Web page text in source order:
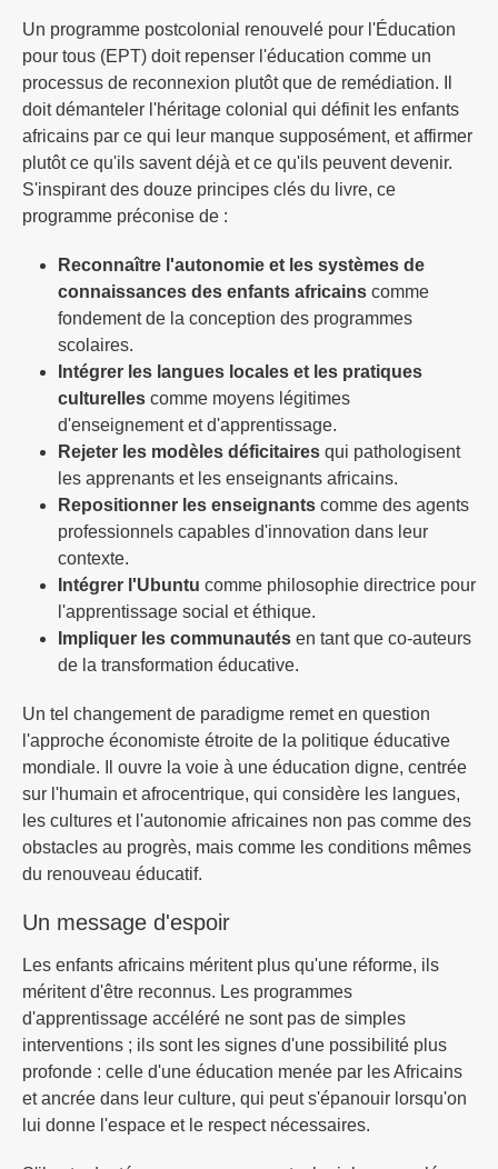
Un programme postcolonial renouvelé pour l'Éducation
pour tous (EPT) doit repenser l'éducation comme un
processus de reconnexion plutôt que de remédiation. Il
doit démanteler l'héritage colonial qui définit les enfants
africains par ce qui leur manque supposément, et affirmer
plutôt ce qu'ils savent déjà et ce qu'ils peuvent devenir.
S'inspirant des douze principes clés du livre, ce
programme préconise de :
Reconnaître l'autonomie et les systèmes de
connaissances des enfants africains comme
fondement de la conception des programmes
scolaires.
Intégrer les langues locales et les pratiques
culturelles comme moyens légitimes
d'enseignement et d'apprentissage.
Rejeter les modèles déficitaires qui pathologisent
les apprenants et les enseignants africains.
Repositionner les enseignants comme des agents
professionnels capables d'innovation dans leur
contexte.
Intégrer l'Ubuntu comme philosophie directrice pour
l'apprentissage social et éthique.
Impliquer les communautés en tant que co-auteurs
de la transformation éducative.
Un tel changement de paradigme remet en question
l'approche économiste étroite de la politique éducative
mondiale. Il ouvre la voie à une éducation digne, centrée
sur l'humain et afrocentrique, qui considère les langues,
les cultures et l'autonomie africaines non pas comme des
obstacles au progrès, mais comme les conditions mêmes
du renouveau éducatif.
Un message d'espoir
Les enfants africains méritent plus qu'une réforme, ils
méritent d'être reconnus. Les programmes
d'apprentissage accéléré ne sont pas de simples
interventions ; ils sont les signes d'une possibilité plus
profonde : celle d'une éducation menée par les Africains
et ancrée dans leur culture, qui peut s'épanouir lorsqu'on
lui donne l'espace et le respect nécessaires.